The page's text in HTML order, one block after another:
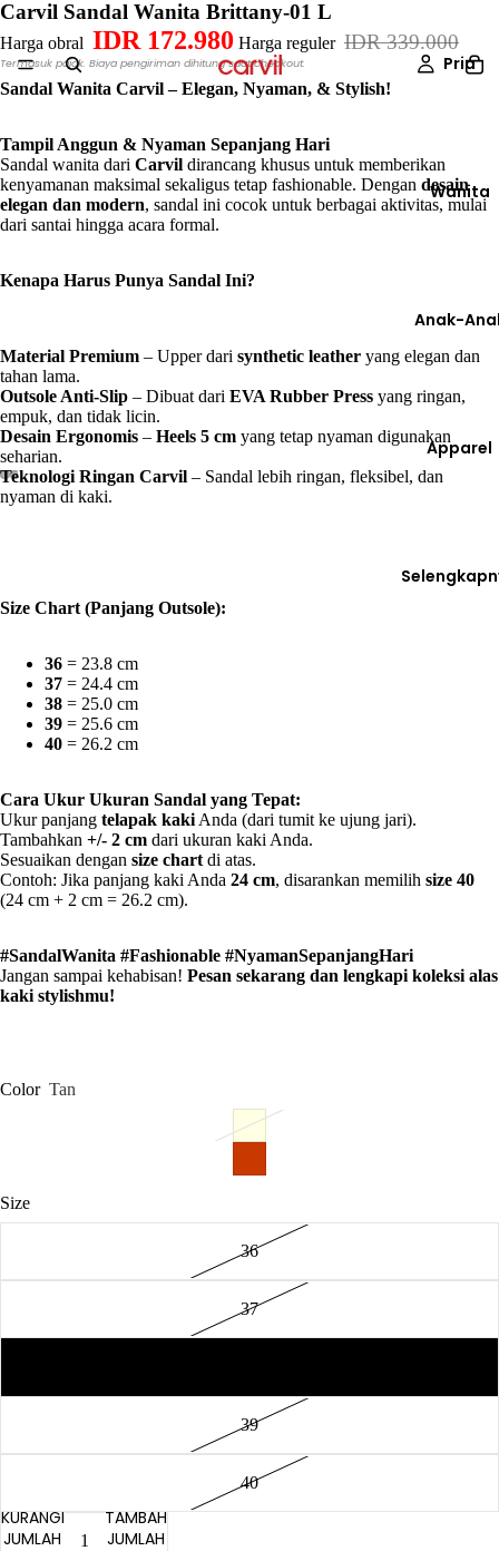
Pria
Wanita
Anak-
Apparel
Carvil Sandal Wanita Brittany-01 L
Harga obral IDR 172.980 Harga reguler IDR 339.000
Termasuk pajak. Biaya pengiriman dihitung saat checkout.
Sandal Wanita Carvil – Elegan, Nyaman, & Stylish!
Tampil Anggun & Nyaman Sepanjang Hari
Sandal wanita dari Carvil dirancang khusus untuk memberikan
kenyamanan maksimal sekaligus tetap fashionable. Dengan desain
elegan dan modern, sandal ini cocok untuk berbagai aktivitas, mulai
dari santai hingga acara formal.
Kenapa Harus Punya Sandal Ini?
Material Premium – Upper dari synthetic leather yang elegan dan
tahan lama.
Outsole Anti-Slip – Dibuat dari EVA Rubber Press yang ringan,
empuk, dan tidak licin.
Desain Ergonomis – Heels 5 cm yang tetap nyaman digunakan
seharian.
Teknologi Ringan Carvil – Sandal lebih ringan, fleksibel, dan
nyaman di kaki.
Size Chart (Panjang Outsole):
36 = 23.8 cm
37 = 24.4 cm
38 = 25.0 cm
39 = 25.6 cm
40 = 26.2 cm
Cara Ukur Ukuran Sandal yang Tepat:
Ukur panjang telapak kaki Anda (dari tumit ke ujung jari).
Tambahkan +/- 2 cm dari ukuran kaki Anda.
Sesuaikan dengan size chart di atas.
Contoh: Jika panjang kaki Anda 24 cm, disarankan memilih size 40
(24 cm + 2 cm = 26.2 cm).
#SandalWanita #Fashionable #NyamanSepanjangHari
Jangan sampai kehabisan! Pesan sekarang dan lengkapi koleksi alas
kaki stylishmu!
Color Tan
Size
36
37
39
40
KURANGI
JUMLAH
TAMBAH
JUMLAH